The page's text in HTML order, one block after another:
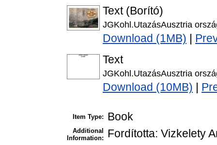
Text (Borító)
JGKohl.UtazásAusztria
Download (1MB)
Text
JGKohl.UtazásAusztria
Download (10MB)
Item Type: Book
Additional
Information:
Fordította: Vizkelety